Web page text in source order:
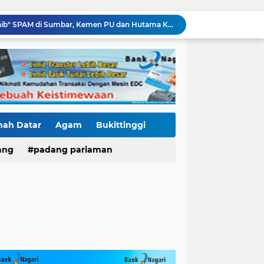
Diduga Ada Proyek "Ghaib" SPAM di Sumbar, Kemen PU dan Hutama Karya Disorot
Mutasi Pejabat Polres Pasaman Barat Bergulir, Kapolres Tekankan Adaptasi Cepat dan Penguatan Pelayanan Publik
Hoegeng Awards Bukan Sekedar Penghargaan, Kasat Reskrim Pasbar: Integritas Harga Mati Penegakan Hukum
Jaga Stamina, Perkuat Soliditas! Dirlantas Polda Sumbar Genjot Pembinaan Personel Demi Pelayanan yang Lebih Responsif
Residivis Tiga Kali Keluar Masuk Penjara Kembali Edarkan Sabu, Polresta Bukittinggi Sita 62 Paket Siap Edar
NAGARI PILUBANG 50 KOTA Masih Berkeliaran
Mendedikasikan Kasih, Menguatkan Negeri: Ditlantas Polda Sumbar Apresiasi Peran Dharma Wanita sebagai Pilar Pengabdian
Polantas Karib Tidak Hanya Atur Jalan, Ditlantas Polda Sumbar Hadir Menyentuh Denyut Ekonomi Rakyat
Datar Agam Bukittinggi
padang pariaman